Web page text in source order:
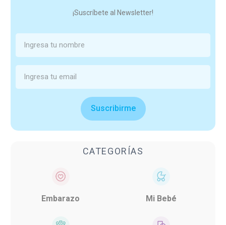
¡Suscríbete al Newsletter!
Suscribirme
CATEGORÍAS
Embarazo Mi Bebé